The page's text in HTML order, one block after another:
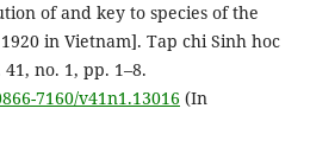
of and key to species of the
in Vietnam]. Tap chi Sinh hoc
no. 1, pp. 1–8.
7160/v41n1.13016 (In